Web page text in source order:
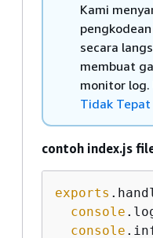
Kami
secara
membuat
monitor
Tidak
contoh index.js
exports
console
console